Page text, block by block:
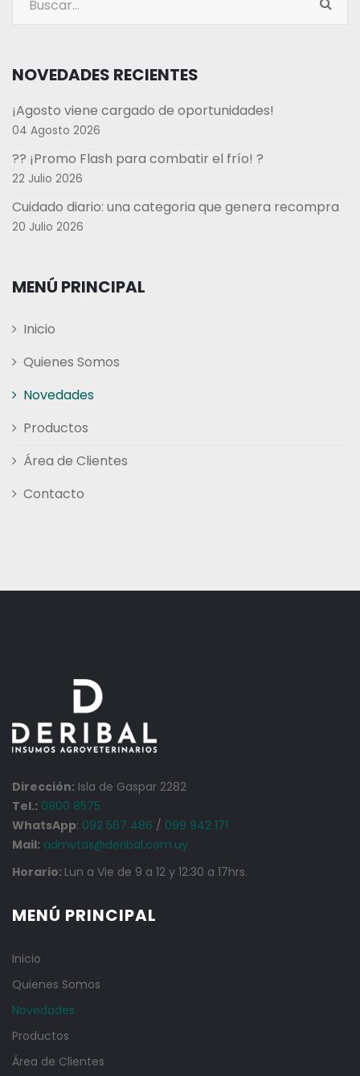
NOVEDADES RECIENTES
¡Agosto viene cargado de oportunidades!
04 Agosto 2026
?? ¡Promo Flash para combatir el frío! ?
22 Julio 2026
Cuidado diario: una categoria que genera recompra
20 Julio 2026
MENÚ PRINCIPAL
Inicio
Quienes Somos
Novedades
Productos
Área de Clientes
Contacto
Dirección: Isla de Gaspar 2282
Tel.: 0800 8575
WhatsApp: 092 567 486 / 099 942 171
Mail: admvtas@deribal.com.uy
Horario: Lun a Vie de 9 a 12 y 12:30 a 17hrs.
MENÚ PRINCIPAL
Inicio
Quienes Somos
Novedades
Productos
Área de Clientes